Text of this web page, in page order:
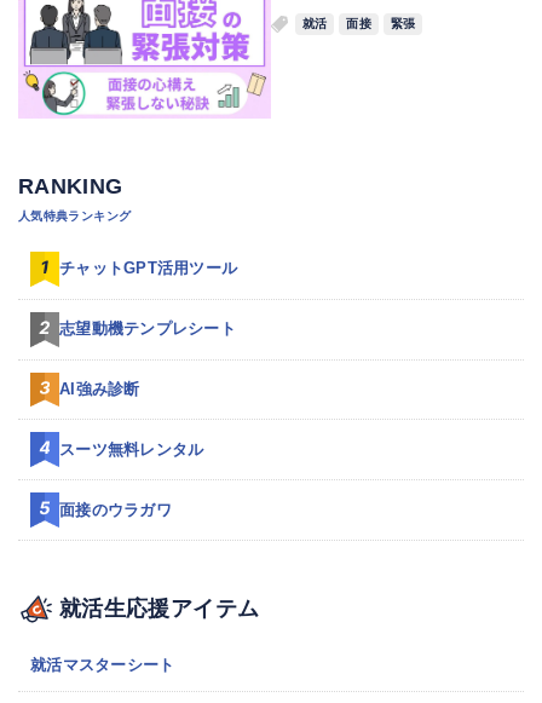
就活 面接 緊張
RANKING
人気特典ランキング
チャットGPT活用ツール
志望動機テンプレシート
AI強み診断
スーツ無料レンタル
面接のウラガワ
就活生応援アイテム
就活マスターシート